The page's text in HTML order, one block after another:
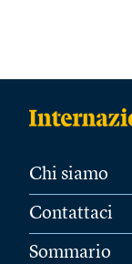
Chi siamo
Contattaci
Sommario